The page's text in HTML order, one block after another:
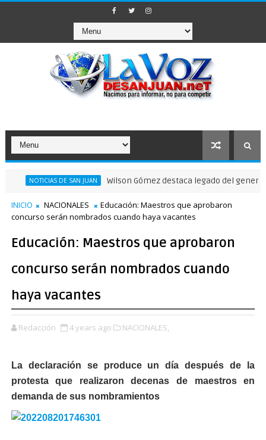
DE SAN JUAN Wilson Gómez destaca legado del general
INICIO NACIONALES
Educación: Maestros que aprobaron
concurso serán nombrados cuando haya vacantes
Educación: Maestros que aprobaron
concurso serán nombrados cuando
haya vacantes
Redacción 4 years ago NACIONALES,
La declaración se produce un día después de la
protesta que realizaron decenas de maestros en
demanda de sus nombramientos